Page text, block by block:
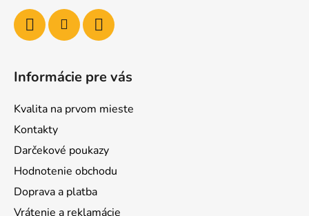
Informácie pre vás
Kvalita na prvom mieste
Kontakty
Darčekové poukazy
Hodnotenie obchodu
Doprava a platba
Vrátenie a reklamácie